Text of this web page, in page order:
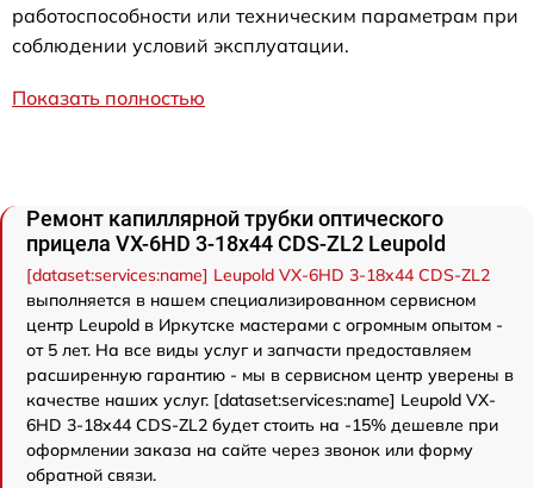
работоспособности или техническим параметрам при
соблюдении условий эксплуатации.
Показать полностью
Ремонт капиллярной трубки оптического
прицела VX-6HD 3-18x44 CDS-ZL2 Leupold
[dataset:services:name] Leupold VX-6HD 3-18x44 CDS-ZL2
выполняется в нашем специализированном сервисном
центр Leupold в Иркутске мастерами с огромным опытом -
от 5 лет. На все виды услуг и запчасти предоставляем
расширенную гарантию - мы в сервисном центр уверены в
качестве наших услуг. [dataset:services:name] Leupold VX-
6HD 3-18x44 CDS-ZL2 будет стоить на -15% дешевле при
оформлении заказа на сайте через звонок или форму
обратной связи.